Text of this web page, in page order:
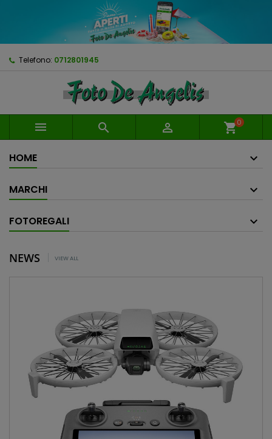
Telefono: 0712801945
   shopping_cart0
HOME
MARCHI
FOTOREGALI
NEWS VIEW ALL